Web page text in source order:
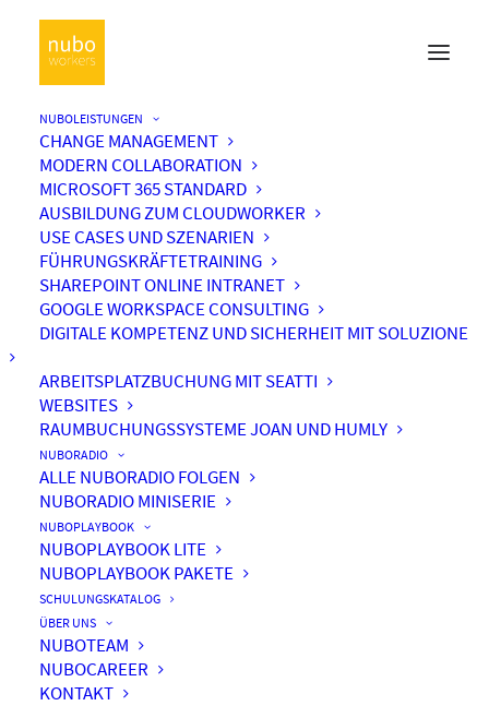
NUBOLEISTUNGEN
CHANGE MANAGEMENT
MODERN COLLABORATION
MICROSOFT 365 STANDARD
AUSBILDUNG ZUM CLOUDWORKER
USE CASES UND SZENARIEN
FÜHRUNGSKRÄFTETRAINING
SHAREPOINT ONLINE INTRANET
GOOGLE WORKSPACE CONSULTING
DIGITALE KOMPETENZ UND SICHERHEIT MIT SOLUZIONE
ARBEITSPLATZBUCHUNG MIT SEATTI
WEBSITES
RAUMBUCHUNGSSYSTEME JOAN UND HUMLY
NUBORADIO
ALLE NUBORADIO FOLGEN
NUBORADIO MINISERIE
NUBOPLAYBOOK
NUBOPLAYBOOK LITE
NUBOPLAYBOOK PAKETE
SCHULUNGSKATALOG
ÜBER UNS
NUBOTEAM
NUBOCAREER
KONTAKT
Become a Champion – Ein
Kartenspiel rund um Teams
& Co.